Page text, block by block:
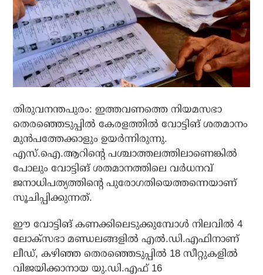
തിരുവനന്തപുരം: ഇത്തവണത്തെ നിയമസഭാ
തെരഞ്ഞെടുപ്പിൽ കേരളത്തിൽ വോട്ടിങ് ശതമാനം
മുൻപത്തേക്കാളും ഉയർന്നിരുന്നു.
എസ്.ഐ.ആറിന്റെ പശ്ചാത്തലത്തിലാണെങ്കിൽ
പോലും വോട്ടിങ് ശതമാനത്തിലെ വർധനവ്
ജനാധിപത്യത്തിന്റെ പുരോഗതിയെത്തന്നെയാണ്
സൂചിപ്പിക്കുന്നത്.
ഈ വോട്ടിങ് കണക്കിലെടുക്കുമ്പോൾ നിലവിൽ 4
ലോക്സഭാ മണ്ഡലങ്ങളിൽ എൽ.ഡി.എഫിനാണ്
ലീഡ്, കഴിഞ്ഞ തെരഞ്ഞെടുപ്പിൽ 18 സീറ്റുകളിൽ
വിജയിക്കാനായ യു.ഡി.എഫ് 16